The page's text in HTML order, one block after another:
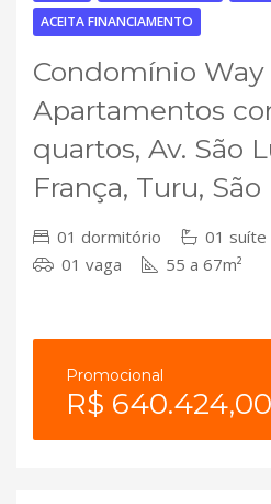
ACEITA FINANCIAMENTO
Condomínio Way
Apartamentos
quartos, Av. São
França, Turu,
01 dormitório 01 suíte
01 vaga
55 a 67m²
Promocional
R$ 640.424,00